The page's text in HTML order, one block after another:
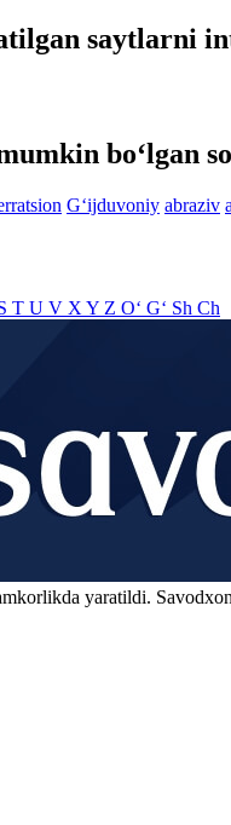
saytlarni
bo‘lgan
G‘ijduvoniy abraziv
T U V X Y Z O‘ G‘ Sh Ch
yaratildi.